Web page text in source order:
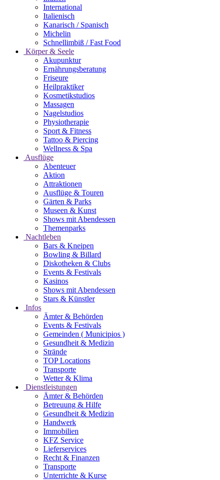
International
Italienisch
Kanarisch / Spanisch
Michelin
Schnellimbiß / Fast Food
Körper & Seele
Akupunktur
Ernährungsberatung
Friseure
Heilpraktiker
Kosmetikstudios
Massagen
Nagelstudios
Physiotherapie
Sport & Fitness
Tattoo & Piercing
Wellness & Spa
Ausflüge
Abenteuer
Aktion
Attraktionen
Ausflüge & Touren
Gärten & Parks
Museen & Kunst
Shows mit Abendessen
Themenparks
Nachtleben
Bars & Kneipen
Bowling & Billard
Diskotheken & Clubs
Events & Festivals
Kasinos
Shows mit Abendessen
Stars & Künstler
Infos
Ämter & Behörden
Events & Festivals
Gemeinden ( Municipios )
Gesundheit & Medizin
Strände
TOP Locations
Transporte
Wetter & Klima
Dienstleistungen
Ämter & Behörden
Betreuung & Hilfe
Gesundheit & Medizin
Handwerk
Immobilien
KFZ Service
Lieferservices
Recht & Finanzen
Transporte
Unterrichte & Kurse